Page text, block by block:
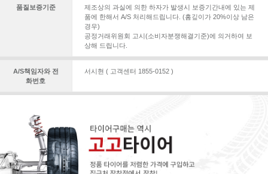
품질보증기준
제조상의 과실에 의한 하자가 발생시 보증기간내에 있는 제
품에 한해서 A/S 처리해드립니다. (홈깊이가 20%이상 남은
경우)
공정거래위원회 고시(소비자분쟁해결기준)에 의거하여 보
상해 드립니다.
A/S책임자와 전
화번호
서시현 ( 고객센터 1855-0152 )